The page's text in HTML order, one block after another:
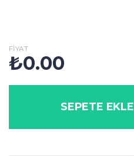
FIYAT
₺0.00
SEPETE EKLE